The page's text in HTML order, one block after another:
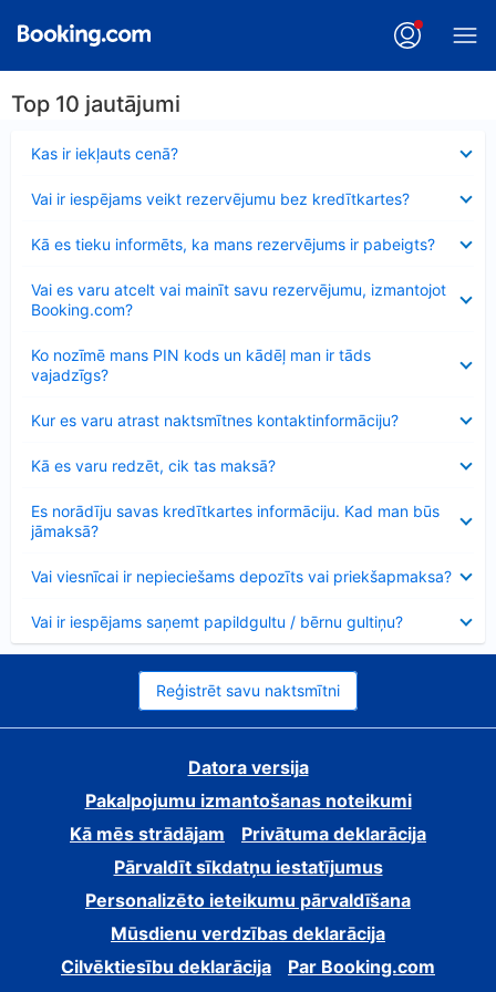
Top 10 jautājumi
Kas ir iekļauts cenā?
Vai ir iespējams veikt rezervējumu bez kredītkartes?
Kā es tieku informēts, ka mans rezervējums ir pabeigts?
Vai es varu atcelt vai mainīt savu rezervējumu, izmantojot
Booking.com?
Ko nozīmē mans PIN kods un kādēļ man ir tāds
vajadzīgs?
Kur es varu atrast naktsmītnes kontaktinformāciju?
Kā es varu redzēt, cik tas maksā?
Es norādīju savas kredītkartes informāciju. Kad man būs
jāmaksā?
Vai viesnīcai ir nepieciešams depozīts vai priekšapmaksa?
Vai ir iespējams saņemt papildgultu / bērnu gultiņu?
Reģistrēt savu naktsmītni
Datora versija
Pakalpojumu izmantošanas noteikumi
Kā mēs strādājam
Privātuma deklarācija
Pārvaldīt sīkdatņu iestatījumus
Personalizēto ieteikumu pārvaldīšana
Mūsdienu verdzības deklarācija
Cilvēktiesību deklarācija
Par Booking.com